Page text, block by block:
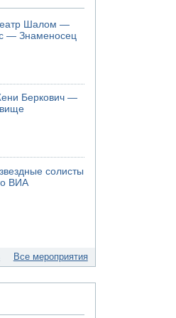
Шалом —
— Знаменосец
Беркович —
солисты
ВИА
Все мероприятия